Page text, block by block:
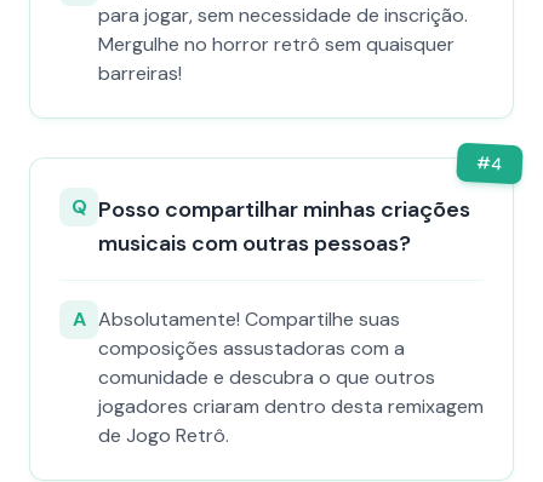
para jogar, sem necessidade de inscrição.
Mergulhe no horror retrô sem quaisquer
barreiras!
#4
Q Posso compartilhar minhas criações
musicais com outras pessoas?
A Absolutamente! Compartilhe suas
composições assustadoras com a
comunidade e descubra o que outros
jogadores criaram dentro desta remixagem
de Jogo Retrô.